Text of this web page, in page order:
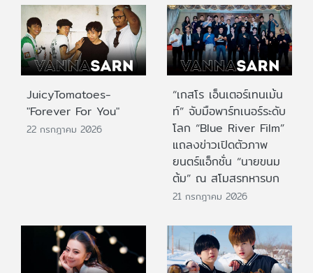
JuicyTomatoes-
"Forever For You"
22 กรกฎาคม 2026
“เกสโร เอ็นเตอร์เทนเม้น
ท์” จับมือพาร์ทเนอร์ระดับ
โลก “Blue River Film”
แถลงข่าวเปิดตัวภาพ
ยนตร์แอ็กชั่น “นายขนม
ต้ม” ณ สโมสรทหารบก
21 กรกฎาคม 2026